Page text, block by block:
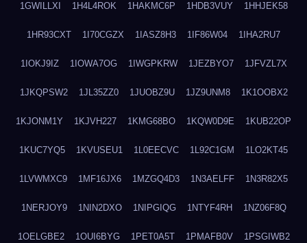
1GWILLXI 1H4L4ROK 1HAKMC6P 1HDB3VUY 1HHJEK58
1HR93CXT 1I70CGZX 1IASZ8H3 1IF86W04 1IHA2RU7
1IOKJ9IZ 1IOWA7OG 1IWGPKRW 1JEZBYO7 1JFVZL7X
1JKQPSW2 1JL35ZZ0 1JUOBZ9U 1JZ9UNM8 1K1OOBX2
1KJONM1Y 1KJVH227 1KMG68BO 1KQW0D9E 1KUB22OP
1KUC7YQ5 1KVUSEU1 1L0EECVC 1L92C1GM 1LO2KT45
1LVWMXC9 1MF16JX6 1MZGQ4D3 1N3AELFF 1N3R82X5
1NERJOY9 1NIN2DXO 1NIPGIQG 1NTYF4RH 1NZ06F8Q
1OELGBE2 1OUI6BYG 1PET0A5T 1PMAFB0V 1PSGIWB2